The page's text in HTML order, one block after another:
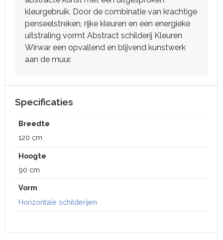
kleurgebruik. Door de combinatie van krachtige
penseelstreken, rijke kleuren en een energieke
uitstraling vormt Abstract schilderij Kleuren
Wirwar een opvallend en blijvend kunstwerk
aan de muur.
Specificaties
Breedte
120 cm
Hoogte
90 cm
Vorm
Horizontale schilderijen